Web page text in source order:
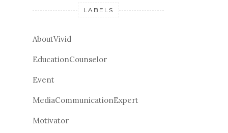
LABELS
AboutVivid
EducationCounselor
Event
MediaCommunicationExpert
Motivator